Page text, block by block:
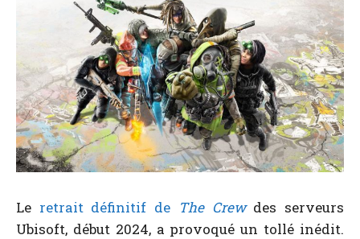
Le retrait définitif de The Crewdes serveurs
Ubisoft, début 2024, a provoqué un tollé inédit.